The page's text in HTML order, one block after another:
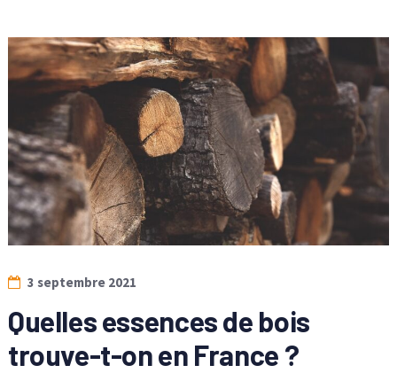
3 septembre 2021
Quelles essences de bois
trouve-t-on en France ?